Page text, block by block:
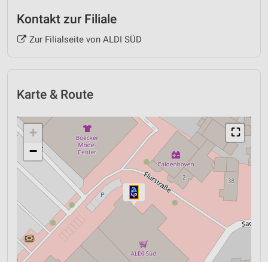
Kontakt zur Filiale
Zur Filialseite von ALDI SÜD
Karte & Route
⛶
+
−